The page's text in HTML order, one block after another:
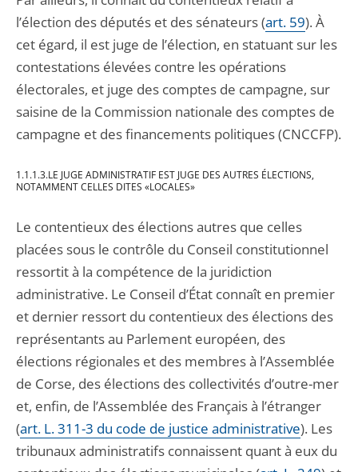
l’élection des députés et des sénateurs (art. 59). À
cet égard, il est juge de l’élection, en statuant sur les
contestations élevées contre les opérations
électorales, et juge des comptes de campagne, sur
saisine de la Commission nationale des comptes de
campagne et des financements politiques (CNCCFP).
1.1.1.3.LE JUGE ADMINISTRATIF EST JUGE DES AUTRES ÉLECTIONS,
NOTAMMENT CELLES DITES «LOCALES»
Le contentieux des élections autres que celles
placées sous le contrôle du Conseil constitutionnel
ressortit à la compétence de la juridiction
administrative. Le Conseil d’État connaît en premier
et dernier ressort du contentieux des élections des
représentants au Parlement européen, des
élections régionales et des membres à l’Assemblée
de Corse, des élections des collectivités d’outre-mer
et, enfin, de l’Assemblée des Français à l’étranger
(art. L. 311-3 du code de justice administrative). Les
tribunaux administratifs connaissent quant à eux du